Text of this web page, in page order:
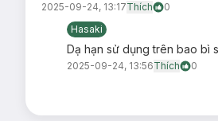
2025-09-24, 13:17Thích
0
Hasaki
Dạ hạn sử dụng trên bao bì
2025-09-24, 13:56Thích 0